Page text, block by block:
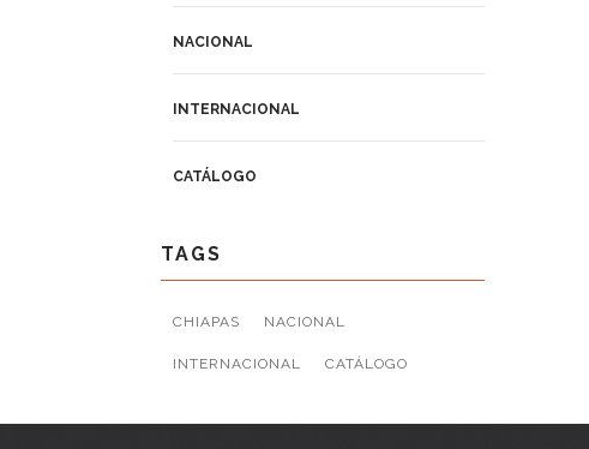
NACIONAL
INTERNACIONAL
CATÁLOGO
TAGS
CHIAPAS NACIONAL
INTERNACIONAL CATÁLOGO